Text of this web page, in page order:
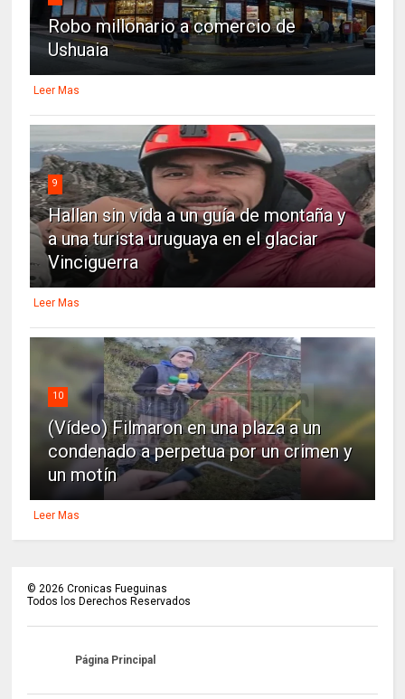
Robo millonario a comercio de
Ushuaia
Leer Mas
9
Hallan sin vida a un guía de montaña y
a una turista uruguaya en el glaciar
Vinciguerra
Leer Mas
10
(Vídeo) Filmaron en una plaza a un
condenado a perpetua por un crimen y
un motín
Leer Mas
© 2026 Cronicas Fueguinas
Todos los Derechos Reservados
Página Principal